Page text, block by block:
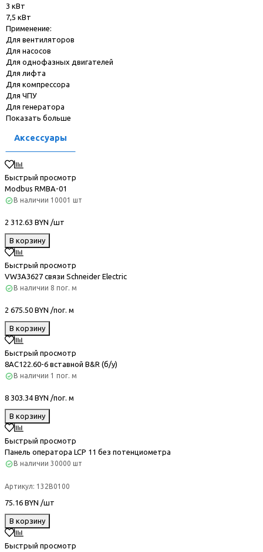
3 кВт
7,5 кВт
Применение:
Для вентиляторов
Для насосов
Для однофазных двигателей
Для лифта
Для компрессора
Для ЧПУ
Для генератора
Показать больше
Аксессуары
Быстрый просмотр
Modbus RMBA-01
В наличии 10001 шт
2 312.63 BYN /шт
В корзину
Быстрый просмотр
VW3A3627 связи Schneider Electric
В наличии 8 пог. м
2 675.50 BYN /пог. м
В корзину
Быстрый просмотр
8AC122.60-6 вставной B&R (б/у)
В наличии 1 пог. м
8 303.34 BYN /пог. м
В корзину
Быстрый просмотр
Панель оператора LCP 11 без потенциометра
В наличии 30000 шт
Артикул: 132B0100
75.16 BYN /шт
В корзину
Быстрый просмотр